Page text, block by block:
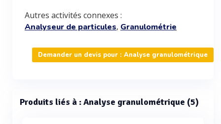
Autres activités connexes :
Analyseur de particules, Granulométrie
Demander un devis pour : Analyse granulométrique
Produits liés à : Analyse granulométrique (5)